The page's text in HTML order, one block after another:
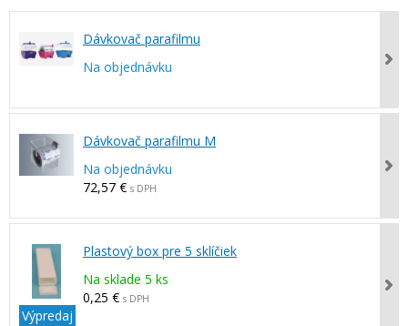
Dávkovač parafilmu
Na objednávku
Dávkovač parafilmu M
Na objednávku
72,57 € s DPH
Výpredaj
Plastový box pre 5 sklíčiek
Na sklade 5 ks
0,25 € s DPH